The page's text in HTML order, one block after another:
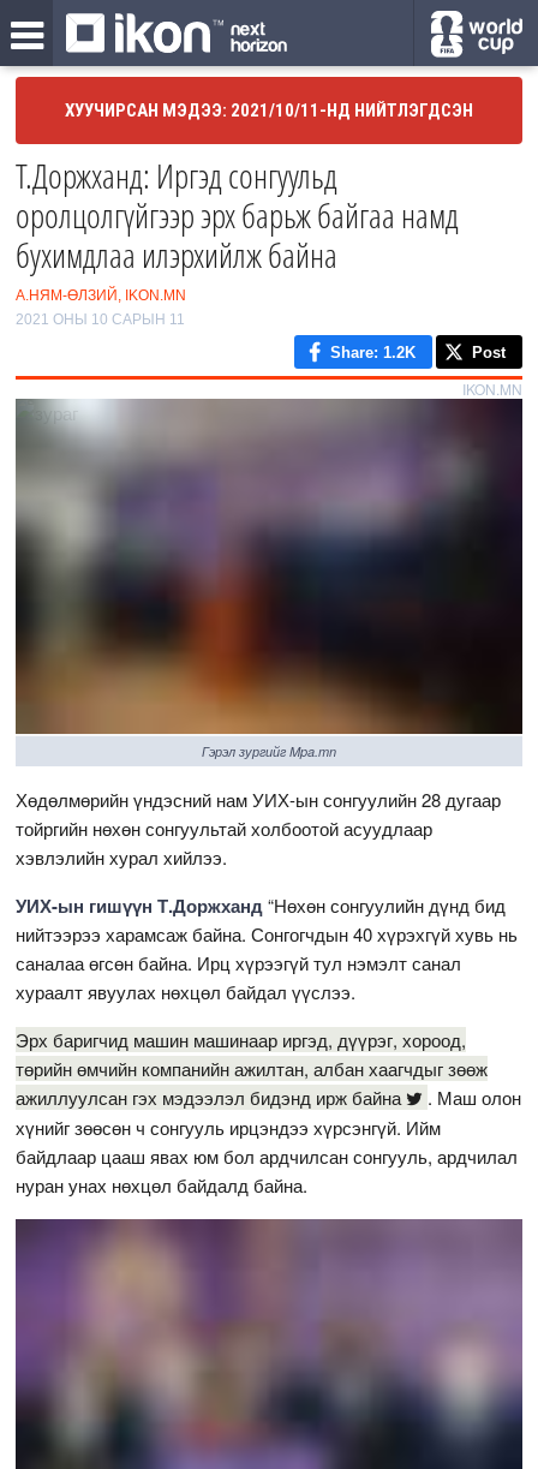
ХУУЧИРСАН МЭДЭЭ: 2021/10/11-НД НИЙТЛЭГДСЭН
Т.Доржханд: Иргэд сонгуульд
оролцолгүйгээр эрх барьж байгаа намд
бухимдлаа илэрхийлж байна
А.НЯМ-ӨЛЗИЙ, IKON.MN
2021 ОНЫ 10 САРЫН 11
Share: 1.2K Post
IKON.MN
Гэрэл зургийг Mpa.mn
Хөдөлмөрийн үндэсний нам УИХ-ын сонгуулийн 28 дугаар
тойргийн нөхөн сонгуультай холбоотой асуудлаар
хэвлэлийн хурал хийлээ.
УИХ-ын гишүүн Т.Доржханд“Нөхөн сонгуулийн дүнд бид
нийтээрээ харамсаж байна. Сонгогчдын 40 хүрэхгүй хувь нь
саналаа өгсөн байна. Ирц хүрээгүй тул нэмэлт санал
хураалт явуулах нөхцөл байдал үүслээ.
Эрх баригчид машин машинаар иргэд, дүүрэг, хороод,
төрийн өмчийн компанийн ажилтан, албан хаагчдыг зөөж
ажиллуулсан гэх мэдээлэл бидэнд ирж байна
. Маш олон
хүнийг зөөсөн ч сонгууль ирцэндээ хүрсэнгүй. Ийм
байдлаар цааш явах юм бол ардчилсан сонгууль, ардчилал
нуран унах нөхцөл байдалд байна.